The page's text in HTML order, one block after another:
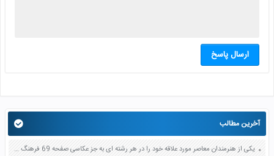
ارسال پاسخ
آخرین مطالب
یکی از هنرمندان معاصر مورد علاقه خود را در هر رشته ای به جز عکاسی صفحه 69 فرهنگ و هنر نهم